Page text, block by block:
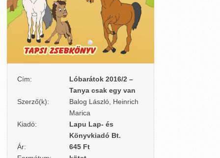
Cím:
Lóbarátok 2016/2 –
Tanya csak egy van
Szerző(k):
Balog László, Heinrich
Marica
Kiadó:
Lapu Lap- és
Könyvkiadó Bt.
Ár:
645 Ft